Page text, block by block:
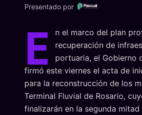
Presentado por
E
n el marco del plan
recuperación de
portuaria, el Gobierno
firmó este viernes el acta de
para la reconstrucción de los
Terminal Fluvial de Rosario,
finalizarán en la segunda mitad